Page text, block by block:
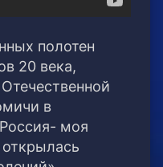
полотен
20 века,
в
моя